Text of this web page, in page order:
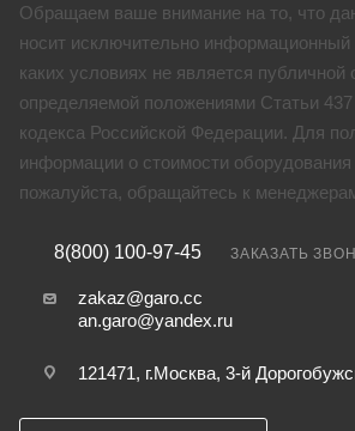
Обращаем ваше внимание на то, что
носит исключительно информационный
каких условиях не является публичной
определяемой положениями Статьи 437
кодекса Российской Федерации. Для
информации о стоимости
пожалуйста, обращайтесь к
8(800) 100-97-45 ЗАКАЗАТЬ
zakaz@garo.cc
an.garo@yandex.ru
121471, г.Москва, 3-й